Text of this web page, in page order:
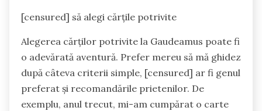
[censured] să alegi cărțile potrivite
Alegerea cărților potrivite la Gaudeamus poate fi
o adevărată aventură. Prefer mereu să mă ghidez
după câteva criterii simple, [censured] ar fi genul
preferat și recomandările prietenilor. De
exemplu, anul trecut, mi-am cumpărat o carte